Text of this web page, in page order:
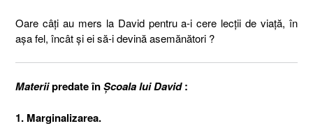
Oare câţi au mers la David pentru a-i cere lecţii de viaţă, în
aşa fel, încât şi ei să-i devină asemănători ?
Materiipredate înŞcoala lui David:
1. Marginalizarea.